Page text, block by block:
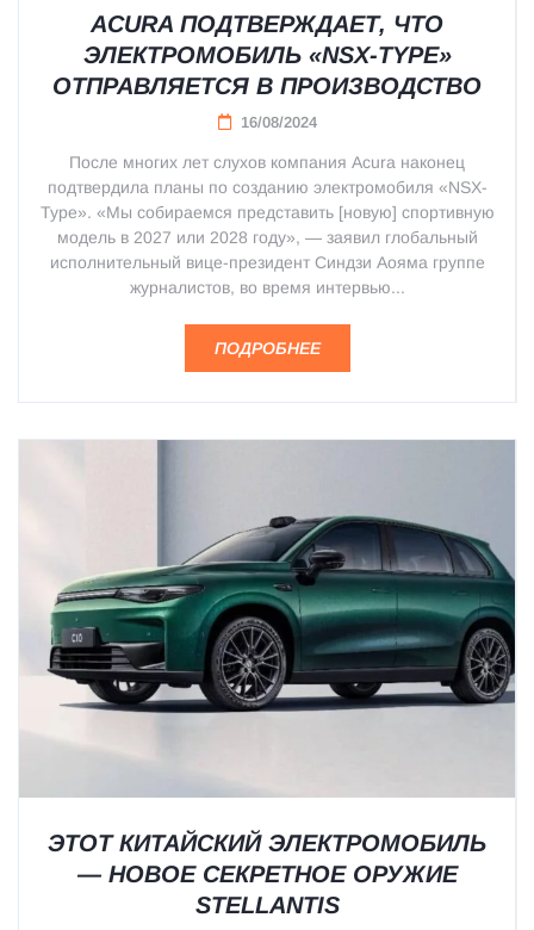
ACURA ПОДТВЕРЖДАЕТ, ЧТО
ЭЛЕКТРОМОБИЛЬ «NSX-TYPE»
ОТПРАВЛЯЕТСЯ В ПРОИЗВОДСТВО
16/08/2024
После многих лет слухов компания Acura наконец
подтвердила планы по созданию электромобиля «NSX-
Type». «Мы собираемся представить [новую] спортивную
модель в 2027 или 2028 году», — заявил глобальный
исполнительный вице-президент Синдзи Аояма группе
журналистов, во время интервью...
ПОДРОБНЕЕ
ЭТОТ КИТАЙСКИЙ ЭЛЕКТРОМОБИЛЬ
— НОВОЕ СЕКРЕТНОЕ ОРУЖИЕ
STELLANTIS